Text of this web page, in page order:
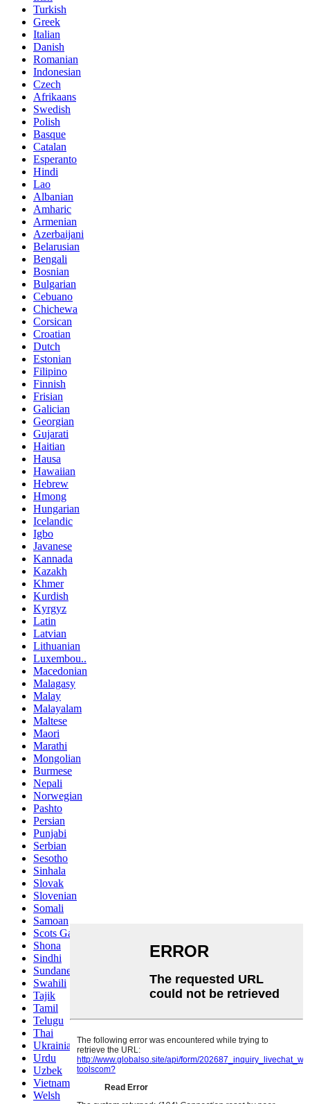
Turkish
Greek
Italian
Danish
Romanian
Indonesian
Czech
Afrikaans
Swedish
Polish
Basque
Catalan
Esperanto
Hindi
Lao
Albanian
Amharic
Armenian
Azerbaijani
Belarusian
Bengali
Bosnian
Bulgarian
Cebuano
Chichewa
Corsican
Croatian
Dutch
Estonian
Filipino
Finnish
Frisian
Galician
Georgian
Gujarati
Haitian
Hausa
Hawaiian
Hebrew
Hmong
Hungarian
Icelandic
Igbo
Javanese
Kannada
Kazakh
Khmer
Kurdish
Kyrgyz
Latin
Latvian
Lithuanian
Luxembou..
Macedonian
Malagasy
Malay
Malayalam
Maltese
Maori
Marathi
Mongolian
Burmese
Nepali
Norwegian
Pashto
Persian
Punjabi
Serbian
Sesotho
Sinhala
Slovak
Slovenian
Somali
Samoan
Scots Gaelic
Shona
Sindhi
Sundanese
Swahili
Tajik
Tamil
Telugu
Thai
Ukrainian
Urdu
Uzbek
Vietnamese
Welsh